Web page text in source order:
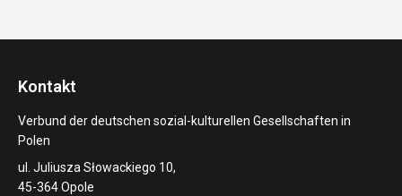
Kontakt
Verbund der deutschen sozial-kulturellen Gesellschaften in
Polen
ul. Juliusza Słowackiego 10,
45-364 Opole